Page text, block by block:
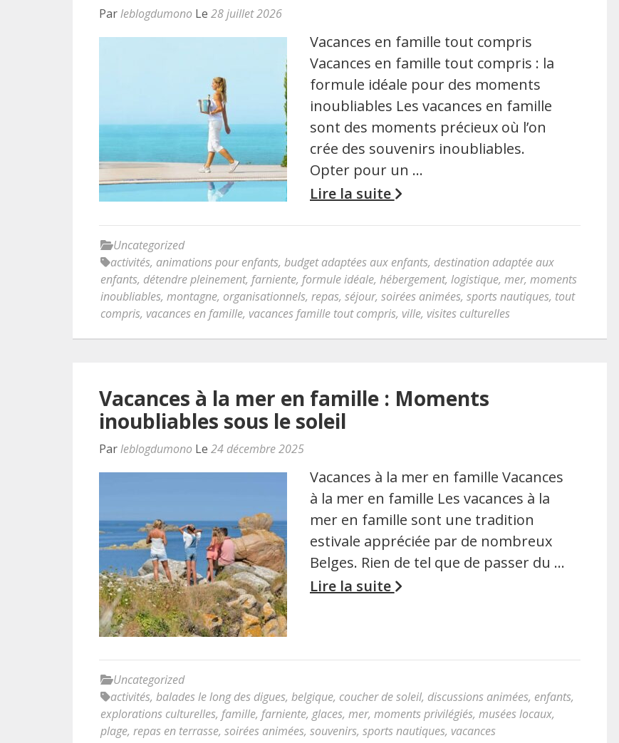
Parleblogdumono Le 28 juillet 2026
Vacances en famille tout compris
Vacances en famille tout compris : la
formule idéale pour des moments
inoubliables Les vacances en famille
sont des moments précieux où l’on
crée des souvenirs inoubliables.
Opter pour un …
Lire la suite
Uncategorized
activités, animations pour enfants, budget adaptées aux enfants, destination adaptée aux
enfants, détendre pleinement, farniente, formule idéale, hébergement, logistique, mer, moments
inoubliables, montagne, organisationnels, repas, séjour, soirées animées, sports nautiques, tout
compris, vacances en famille, vacances famille tout compris, ville, visites culturelles
Vacances à la mer en famille : Moments
inoubliables sous le soleil
Parleblogdumono Le 24 décembre 2025
Vacances à la mer en famille Vacances
à la mer en famille Les vacances à la
mer en famille sont une tradition
estivale appréciée par de nombreux
Belges. Rien de tel que de passer du …
Lire la suite
Uncategorized
activités, balades le long des digues, belgique, coucher de soleil, discussions animées, enfants,
explorations culturelles, famille, farniente, glaces, mer, moments privilégiés, musées locaux,
plage, repas en terrasse, soirées animées, souvenirs, sports nautiques, vacances